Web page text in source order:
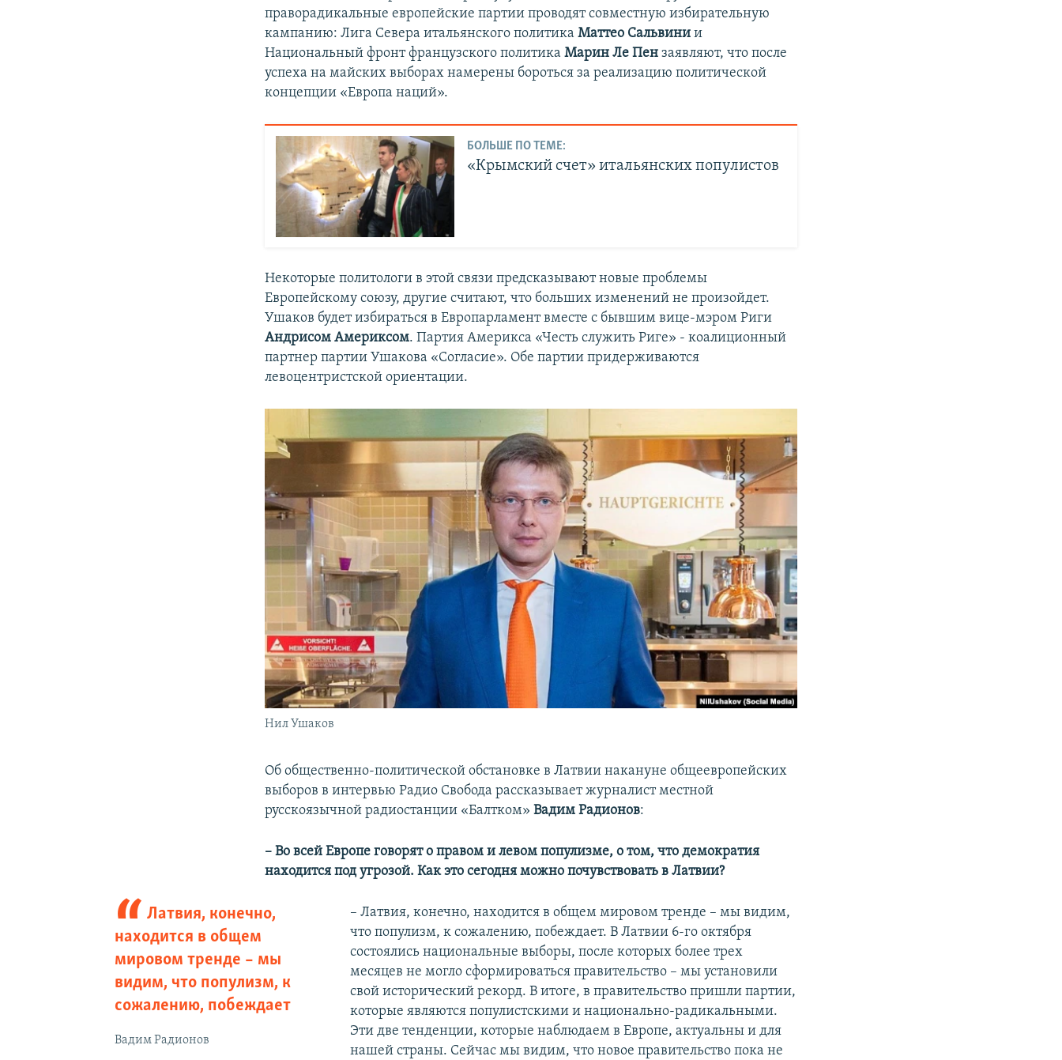
праворадикальные европейские партии проводят совместную избирательную
кампанию: Лига Севера итальянского политикаМаттео Сальвинии
Национальный фронт французского политикаМарин Ле Пензаявляют, что после
успеха на майских выборах намерены бороться за реализацию политической
концепции «Европа наций».
БОЛЬШЕ ПО ТЕМЕ:
«Крымский счет» итальянских популистов
Некоторые политологи в этой связи предсказывают новые проблемы
Европейскому союзу, другие считают, что больших изменений не произойдет.
Ушаков будет избираться в Европарламент вместе с бывшим вице-мэром Риги
Андрисом Америксом. Партия Америкса «Честь служить Риге» - коалиционный
партнер партии Ушакова «Согласие». Обе партии придерживаются
левоцентристской ориентации.
Нил Ушаков
Об общественно-политической обстановке в Латвии накануне общеевропейских
выборов в интервью Радио Свобода рассказывает журналист местной
русскоязычной радиостанции «Балтком»Вадим Радионов:
– Во всей Европе говорят о правом и левом популизме, о том, что демократия
находится под угрозой. Как это сегодня можно почувствовать в Латвии?
Латвия, конечно,
находится в общем
мировом тренде – мы
видим, что популизм, к
сожалению, побеждает
Вадим Радионов
– Латвия, конечно, находится в общем мировом тренде – мы видим,
что популизм, к сожалению, побеждает. В Латвии 6-го октября
состоялись национальные выборы, после которых более трех
месяцев не могло сформироваться правительство – мы установили
свой исторический рекорд. В итоге, в правительство пришли партии,
которые являются популистскими и национально-радикальными.
Эти две тенденции, которые наблюдаем в Европе, актуальны и для
нашей страны. Сейчас мы видим, что новое правительство пока не